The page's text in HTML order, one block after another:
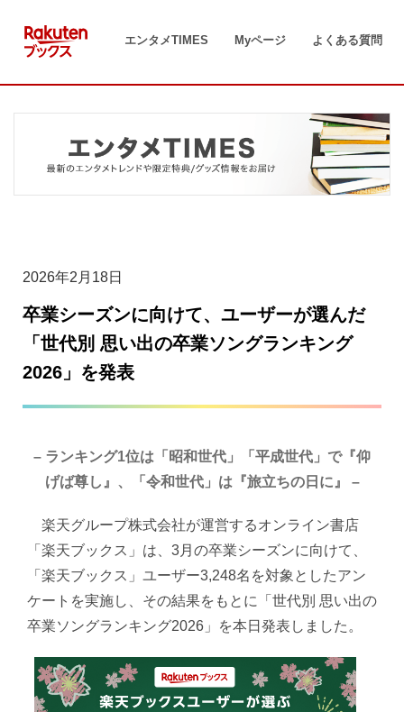
エンタメTIMES Myページ よくある質問
2026年2月18日
卒業シーズンに向けて、ユーザーが選んだ
「世代別 思い出の卒業ソングランキング
2026」を発表
– ランキング1位は「昭和世代」「平成世代」で『仰
げば尊し』、「令和世代」は『旅立ちの日に』
–
楽天グループ株式会社が運営するオンライン書店
「楽天ブックス」は、3月の卒業シーズンに向けて、
「楽天ブックス」ユーザー3,248名を対象としたアン
ケートを実施し、その結果をもとに「世代別 思い出の
卒業ソングランキング2026」を本日発表しました。